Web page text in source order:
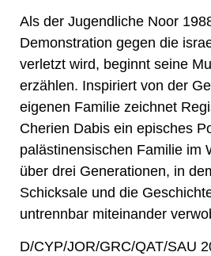
Als der Jugendliche Noor
Demonstration gegen die
verletzt wird, beginnt seine
erzählen. Inspiriert von der
eigenen Familie zeichnet
Cherien Dabis ein episches
palästinensischen Familie im
über drei Generationen, in
Schicksale und die
untrennbar miteinander
D/CYP/JOR/GRC/QAT/SAU